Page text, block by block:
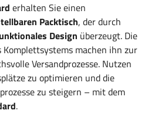
erhalten Sie einen
Packtisch, der durch
Design überzeugt. Die
Komplettsystems machen ihn zur
Versandprozesse. Nutzen
zu optimieren und die
zu steigern – mit dem
.